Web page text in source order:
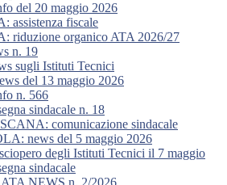
del 20 maggio 2026
assistenza fiscale
riduzione organico ATA 2026/27
n. 19
sugli Istituti Tecnici
del 13 maggio 2026
n. 566
sindacale n. 18
comunicazione sindacale
news del 5 maggio 2026
degli Istituti Tecnici il 7 maggio
sindacale